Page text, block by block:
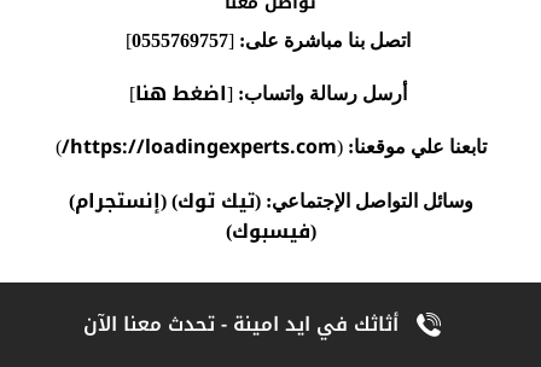
اتصل بنا مباشرة على: [
0555769757
]
أرسل رسالة واتساب: [اضغط هنا]
تابعنا علي موقعنا: (
https://loadingexperts.com/
)
وسائل التواصل الإجتماعي: (تيك توك) (إنستجرام)
(فيسبوك)
Alahly Media
سبتمبر 8, 2025
أثاثك في ايد امينة - تحدث معنا الآن